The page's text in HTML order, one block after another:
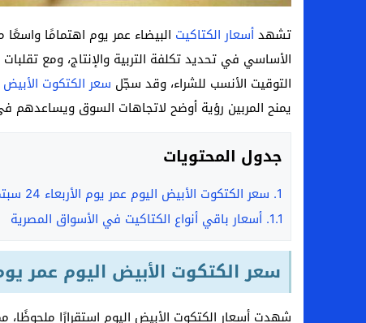
تشهدأسعار الكتاكيت البيضاء عمر يوم اهتمامًا
الأساسي في تحديد تكلفة التربية والإنتاج، ومع
التوقيت الأنسب للشراء، وقد سجّل سعر الكتكوت الأبيض
يمنح المربين رؤية أوضح لاتجاهات السوق ويساعدهم
جدول المحتويات
1. سعر الكتكوت الأبيض اليوم عمر يوم الأربعاء 24 سبتمبر 2025
1.1. أسعار باقي أنواع الكتاكيت في الأسواق المصرية
سعر الكتكوت الأبيض اليوم عمر يوم الأربعاء
شهدت أسعار الكتكوت الأبيض اليوم استقرارًا